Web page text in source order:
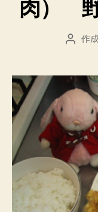
肉）
投
作